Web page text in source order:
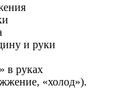
и руки
в руках
«холод»).